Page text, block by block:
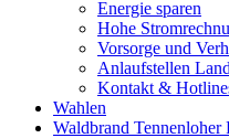
Energie sparen
Hohe
Vorsorge und
Anlaufstellen
Kontakt &
Wahlen
Waldbrand Tennenloher